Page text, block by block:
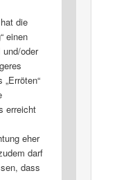
die
einen
oder
erreicht
eher
darf
dass